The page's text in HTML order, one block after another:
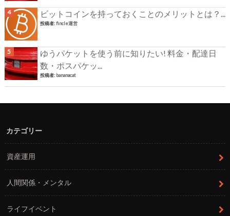
ビットコインを持っておくことのメリットとは？...
投稿者:fincle運営
ゆうパケットを使う前に知りたい! 料金・配達日
数・ポスパケッ...
投稿者: bananacat
カテゴリー
資産運用
人間関係・メンタル
ライフイベント